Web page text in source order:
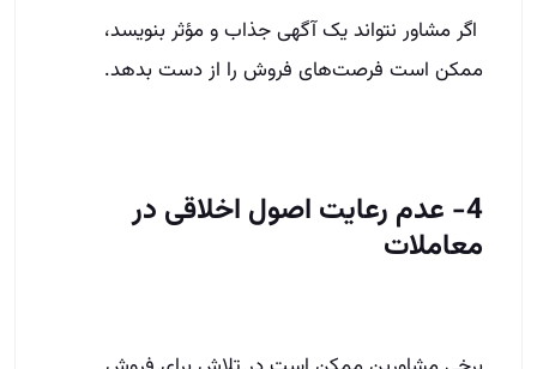
اگر مشاور نتواند یک آگهی جذاب و مؤثر بنویسد،
ممکن است فرصت‌های فروش را از دست بدهد.
4- عدم رعایت اصول اخلاقی در
معاملات